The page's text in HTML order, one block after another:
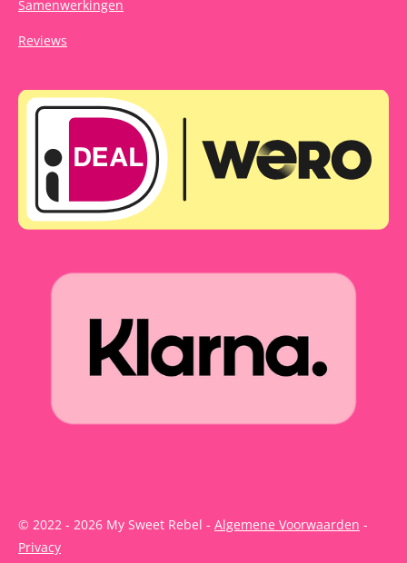
Samenwerkingen
Reviews
© 2022 - 2026 My Sweet Rebel - Algemene Voorwaarden -
Privacy